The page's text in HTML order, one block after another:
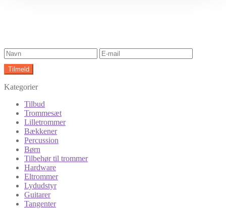
Kategorier
Tilbud
Trommesæt
Lilletrommer
Bækkener
Percussion
Børn
Tilbehør til trommer
Hardware
Eltrommer
Lydudstyr
Guitarer
Tangenter